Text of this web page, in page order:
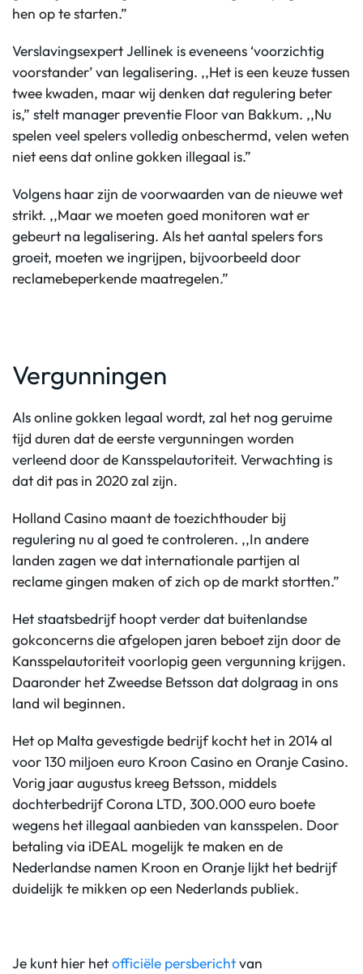
hen op te starten.”
Verslavingsexpert Jellinek is eveneens ‘voorzichtig
voorstander’ van legalisering. ,,Het is een keuze tussen
twee kwaden, maar wij denken dat regulering beter
is,” stelt manager preventie Floor van Bakkum. ,,Nu
spelen veel spelers volledig onbeschermd, velen weten
niet eens dat online gokken illegaal is.”
Volgens haar zijn de voorwaarden van de nieuwe wet
strikt. ,,Maar we moeten goed monitoren wat er
gebeurt na legalisering. Als het aantal spelers fors
groeit, moeten we ingrijpen, bijvoorbeeld door
reclamebeperkende maatregelen.”
Vergunningen
Als online gokken legaal wordt, zal het nog geruime
tijd duren dat de eerste vergunningen worden
verleend door de Kansspelautoriteit. Verwachting is
dat dit pas in 2020 zal zijn.
Holland Casino maant de toezichthouder bij
regulering nu al goed te controleren. ,,In andere
landen zagen we dat internationale partijen al
reclame gingen maken of zich op de markt stortten.”
Het staatsbedrijf hoopt verder dat buitenlandse
gokconcerns die afgelopen jaren beboet zijn door de
Kansspelautoriteit voorlopig geen vergunning krijgen.
Daaronder het Zweedse Betsson dat dolgraag in ons
land wil beginnen.
Het op Malta gevestigde bedrijf kocht het in 2014 al
voor 130 miljoen euro Kroon Casino en Oranje Casino.
Vorig jaar augustus kreeg Betsson, middels
dochterbedrijf Corona LTD, 300.000 euro boete
wegens het illegaal aanbieden van kansspelen. Door
betaling via iDEAL mogelijk te maken en de
Nederlandse namen Kroon en Oranje lijkt het bedrijf
duidelijk te mikken op een Nederlands publiek.
Je kunt hier hetofficiële persberichtvan